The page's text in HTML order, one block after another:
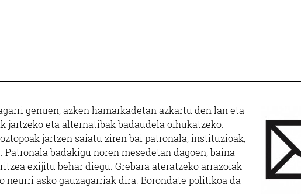
genuen, azken hamarkadetan azkartu den lan eta
jartzeko eta alternatibak badaudela oihukatzeko.
jartzen saiatu ziren bai patronala, instituzioak,
badakigu noren mesedetan dagoen, baina
exijitu behar diegu. Grebara ateratzeko arrazoiak
asko gauzagarriak dira. Borondate politikoa da